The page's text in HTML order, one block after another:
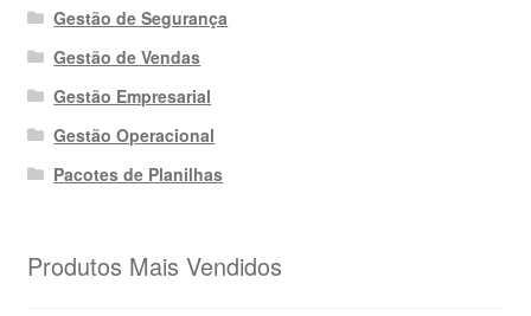
Gestão de Segurança
Gestão de Vendas
Gestão Empresarial
Gestão Operacional
Pacotes de Planilhas
Produtos Mais Vendidos